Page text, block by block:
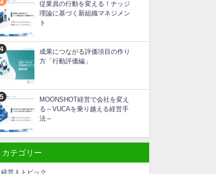
従業員の行動を変える！ナッジ
理論に基づく新組織マネジメン
ト
成果につながる評価項目の作り
方「行動評価編」
MOONSHOT経営で会社を変え
る～VUCAを乗り越える経営手
法～
カテゴリー
経営人トピック